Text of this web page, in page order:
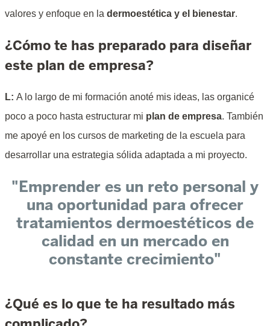
valores y enfoque en la dermoestética y el bienestar.
¿Cómo te has preparado para diseñar
este plan de empresa?
L: A lo largo de mi formación anoté mis ideas, las organicé
poco a poco hasta estructurar mi plan de empresa. También
me apoyé en los cursos de marketing de la escuela para
desarrollar una estrategia sólida adaptada a mi proyecto.
"Emprender es un reto personal y
una oportunidad para ofrecer
tratamientos dermoestéticos de
calidad en un mercado en
constante crecimiento"
¿Qué es lo que te ha resultado más